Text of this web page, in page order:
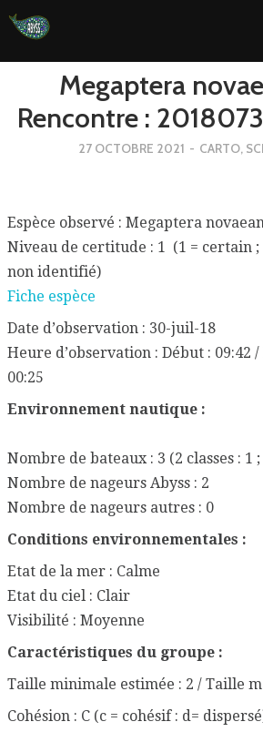
To Blog
Megaptera
Rencontre :
27 OCTOBRE 2021 - CARTO,
Espèce observé : Megaptera
Niveau de certitude : 1 (1 = certain ;
non identifié)
Fiche espèce
Date d’observation : 30-juil-18
Heure d’observation : Début : 09:42 /
00:25
Environnement nautique :
Nombre de bateaux : 3 (2 classes : 1 ;
Nombre de nageurs Abyss : 2
Nombre de nageurs autres : 0
Conditions environnementales :
Etat de la mer : Calme
Etat du ciel : Clair
Visibilité : Moyenne
Caractéristiques du groupe :
Taille minimale estimée : 2 / Taille
Cohésion : C (c = cohésif : d=